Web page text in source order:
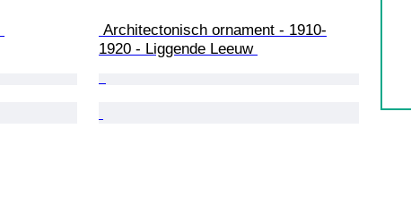
1920 - Liggende Leeuw